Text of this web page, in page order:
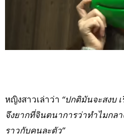
หญิงสาวเล่าว่า “ปกติมันจะสงบ
จึงยากที่จินตนาการว่าทำไมกล
ราวกับคนละตัว”